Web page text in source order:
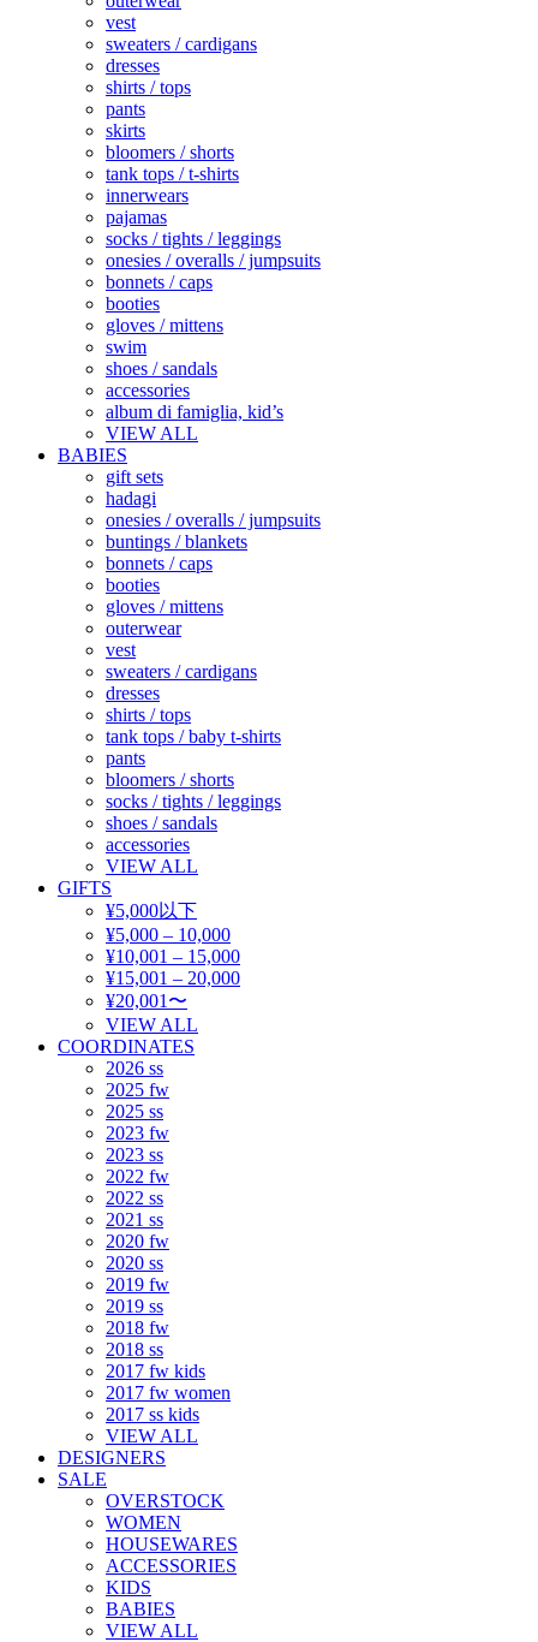
vest
sweaters / cardigans
dresses
shirts / tops
pants
skirts
bloomers / shorts
tank tops / t-shirts
innerwears
pajamas
socks / tights / leggings
onesies / overalls / jumpsuits
bonnets / caps
booties
gloves / mittens
swim
shoes / sandals
accessories
album di famiglia, kid’s
VIEW ALL
BABIES
gift sets
hadagi
onesies / overalls / jumpsuits
buntings / blankets
bonnets / caps
booties
gloves / mittens
outerwear
vest
sweaters / cardigans
dresses
shirts / tops
tank tops / baby t-shirts
pants
bloomers / shorts
socks / tights / leggings
shoes / sandals
accessories
VIEW ALL
GIFTS
¥5,000以下
¥5,000 – 10,000
¥10,001 – 15,000
¥15,001 – 20,000
¥20,001〜
VIEW ALL
COORDINATES
2026 ss
2025 fw
2025 ss
2023 fw
2023 ss
2022 fw
2022 ss
2021 ss
2020 fw
2020 ss
2019 fw
2019 ss
2018 fw
2018 ss
2017 fw kids
2017 fw women
2017 ss kids
VIEW ALL
DESIGNERS
SALE
OVERSTOCK
WOMEN
HOUSEWARES
ACCESSORIES
KIDS
BABIES
VIEW ALL